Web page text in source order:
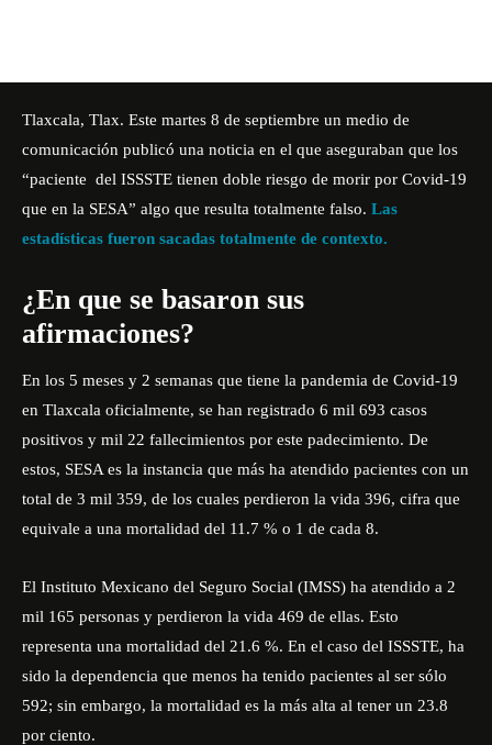
Tlaxcala, Tlax. Este martes 8 de septiembre un medio de
comunicación publicó una noticia en el que aseguraban que los
“paciente del ISSSTE tienen doble riesgo de morir por Covid-19
que en la SESA” algo que resulta totalmente falso. Las
estadísticas fueron sacadas totalmente de contexto.
¿En que se basaron sus
afirmaciones?
En los 5 meses y 2 semanas que tiene la pandemia de Covid-19
en Tlaxcala oficialmente, se han registrado 6 mil 693 casos
positivos y mil 22 fallecimientos por este padecimiento. De
estos, SESA es la instancia que más ha atendido pacientes con un
total de 3 mil 359, de los cuales perdieron la vida 396, cifra que
equivale a una mortalidad del 11.7 % o 1 de cada 8.
El Instituto Mexicano del Seguro Social (IMSS) ha atendido a 2
mil 165 personas y perdieron la vida 469 de ellas. Esto
representa una mortalidad del 21.6 %. En el caso del ISSSTE, ha
sido la dependencia que menos ha tenido pacientes al ser sólo
592; sin embargo, la mortalidad es la más alta al tener un 23.8
por ciento.